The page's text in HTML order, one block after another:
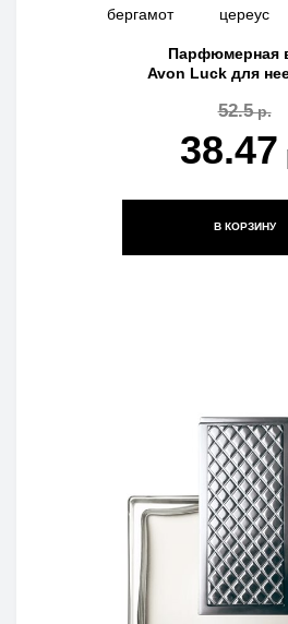
бергамот
цереус
Парфюмерная
Avon Luck для
52.5р.
38.47
В КОРЗИНУ